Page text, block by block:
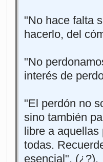
"No hace falta
hacerlo, del
"No
interés de
"El perdón no
sino también
libre a
todas.
esencial". (¿?).